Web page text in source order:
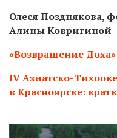
Олеся Позднякова,
Алины Ковригиной
«Возвращение
IV Азиатско-
в Красноярске: